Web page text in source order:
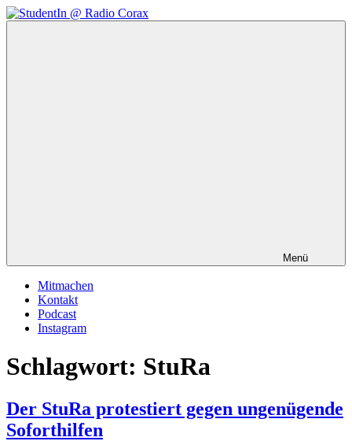
Zum
Inhalt
Menü
Mitmachen
Kontakt
Podcast
Instagram
Schlagwort: StuRa
Der StuRa protestiert gegen ungenügende
Soforthilfen